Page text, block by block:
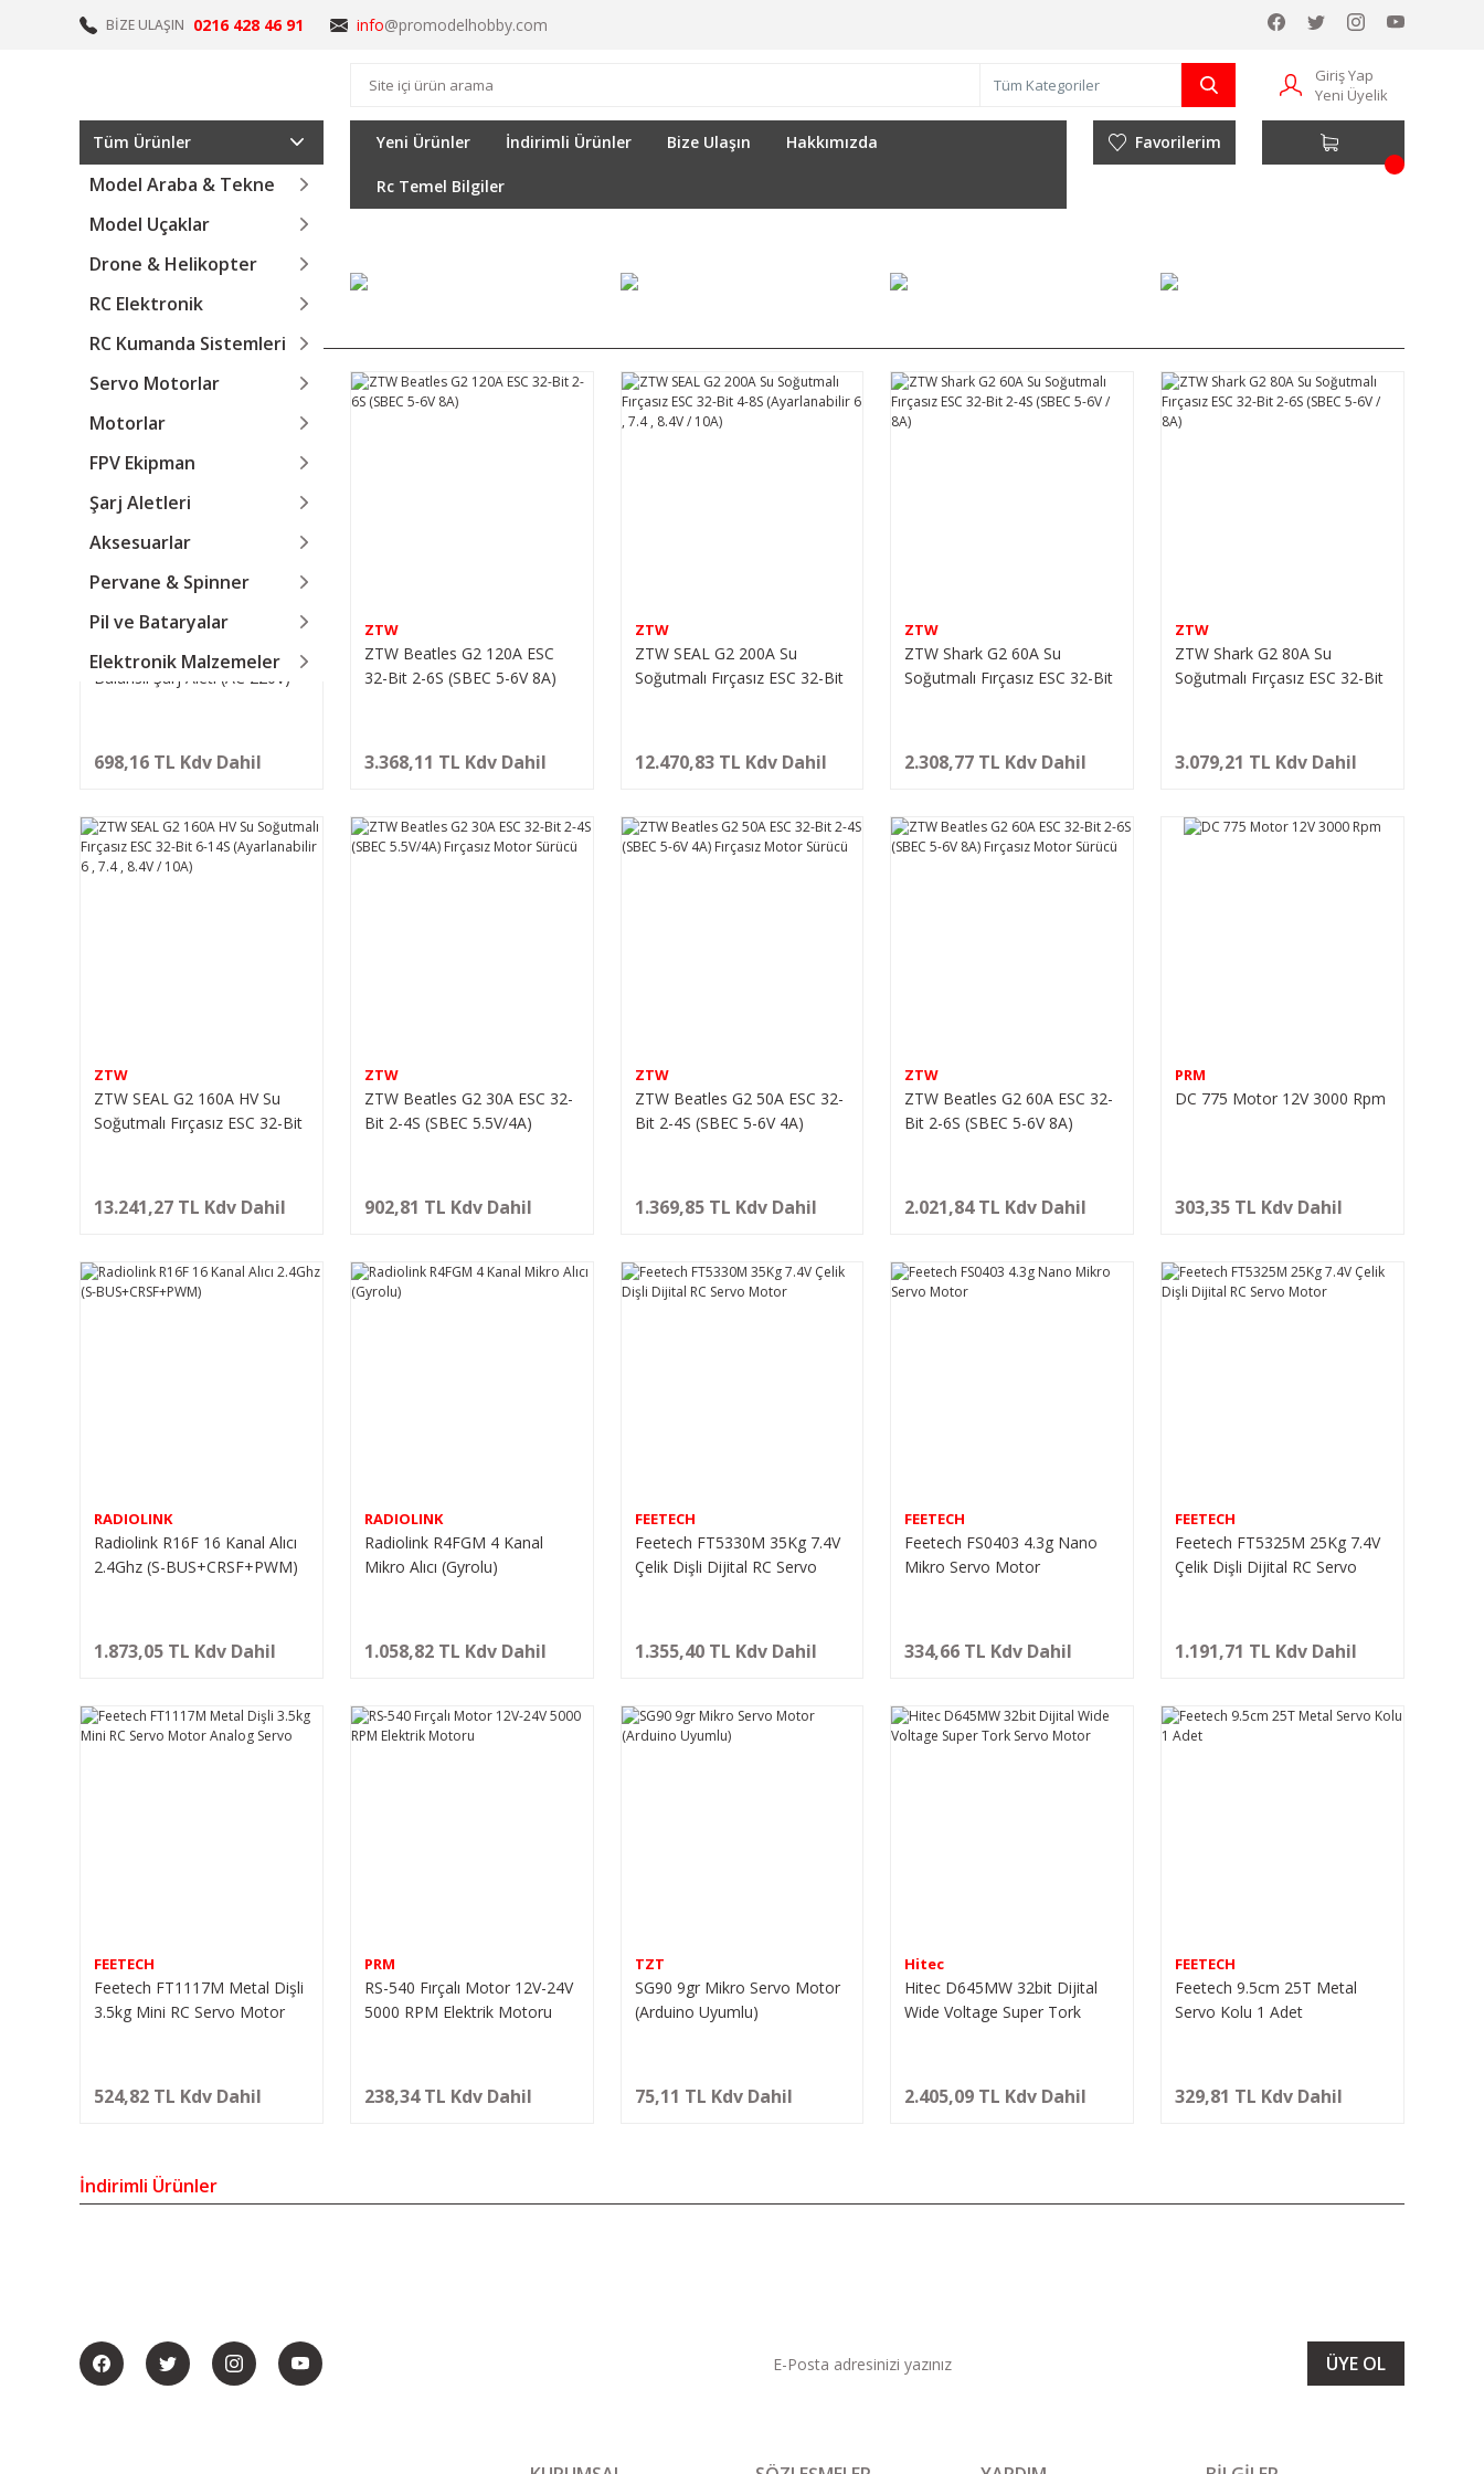
BİZE ULAŞIN 0216 428 46 91 info@promodelhobby.com
Giriş Yap
Yeni Üyelik
Tüm Ürünler
Model Araba & Tekne
Model Uçaklar
Drone & Helikopter
RC Elektronik
RC Kumanda Sistemleri
Servo Motorlar
Motorlar
FPV Ekipman
Şarj Aletleri
Aksesuarlar
Pervane & Spinner
Pil ve Bataryalar
Elektronik Malzemeler
Yeni Ürünler İndirimli Ürünler Bize Ulaşın Hakkımızda
Rc Temel Bilgiler
Favorilerim
IMAXRC
IMAX B3 Pro 2S-3S LiPo
Balanslı Şarj Aleti (AC 220V)
698,16 TL Kdv Dahil
ZTW
ZTW Beatles G2 120A ESC
32-Bit 2-6S (SBEC 5-6V 8A)
3.368,11 TL Kdv Dahil
ZTW
ZTW SEAL G2 200A Su
Soğutmalı Fırçasız ESC 32-Bit
12.470,83 TL Kdv Dahil
ZTW
ZTW Shark G2 60A Su
Soğutmalı Fırçasız ESC 32-Bit
2.308,77 TL Kdv Dahil
ZTW
ZTW Shark G2 80A Su
Soğutmalı Fırçasız ESC 32-Bit
3.079,21 TL Kdv Dahil
ZTW
ZTW SEAL G2 160A HV Su
Soğutmalı Fırçasız ESC 32-Bit
13.241,27 TL Kdv Dahil
ZTW
ZTW Beatles G2 30A ESC 32-
Bit 2-4S (SBEC 5.5V/4A)
902,81 TL Kdv Dahil
ZTW
ZTW Beatles G2 50A ESC 32-
Bit 2-4S (SBEC 5-6V 4A)
1.369,85 TL Kdv Dahil
ZTW
ZTW Beatles G2 60A ESC 32-
Bit 2-6S (SBEC 5-6V 8A)
2.021,84 TL Kdv Dahil
PRM
DC 775 Motor 12V 3000 Rpm
303,35 TL Kdv Dahil
RADIOLINK
Radiolink R16F 16 Kanal Alıcı
2.4Ghz (S-BUS+CRSF+PWM)
1.873,05 TL Kdv Dahil
RADIOLINK
Radiolink R4FGM 4 Kanal
Mikro Alıcı (Gyrolu)
1.058,82 TL Kdv Dahil
FEETECH
Feetech FT5330M 35Kg 7.4V
Çelik Dişli Dijital RC Servo
1.355,40 TL Kdv Dahil
FEETECH
Feetech FS0403 4.3g Nano
Mikro Servo Motor
334,66 TL Kdv Dahil
FEETECH
Feetech FT5325M 25Kg 7.4V
Çelik Dişli Dijital RC Servo
1.191,71 TL Kdv Dahil
FEETECH
Feetech FT1117M Metal Dişli
3.5kg Mini RC Servo Motor
524,82 TL Kdv Dahil
PRM
RS-540 Fırçalı Motor 12V-24V
5000 RPM Elektrik Motoru
238,34 TL Kdv Dahil
TZT
SG90 9gr Mikro Servo Motor
(Arduino Uyumlu)
75,11 TL Kdv Dahil
Hitec
Hitec D645MW 32bit Dijital
Wide Voltage Super Tork
2.405,09 TL Kdv Dahil
FEETECH
Feetech 9.5cm 25T Metal
Servo Kolu 1 Adet
329,81 TL Kdv Dahil
İndirimli Ürünler
TÜKENDİ
ÜYE OL